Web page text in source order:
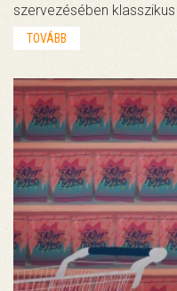
szervezésében
TOVÁBB